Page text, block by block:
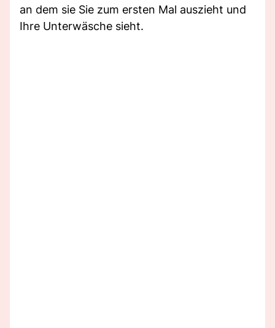
an dem sie Sie zum ersten Mal auszieht und
Ihre Unterwäsche sieht.